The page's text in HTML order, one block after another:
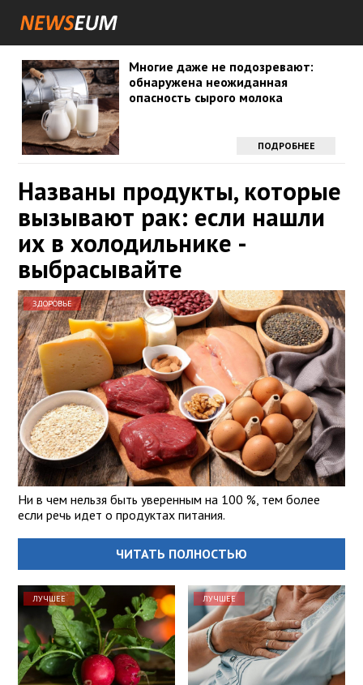
Многие даже не подозревают:
обнаружена неожиданная
опасность сырого молока
ПОДРОБНЕЕ
Названы продукты, которые
вызывают рак: если нашли
их в холодильнике -
выбрасывайте
ЗДОРОВЬЕ
Ни в чем нельзя быть уверенным на 100 %, тем более
если речь идет о продуктах питания.
ЧИТАТЬ ПОЛНОСТЬЮ
ЛУЧШЕЕ ЛУЧШЕЕ